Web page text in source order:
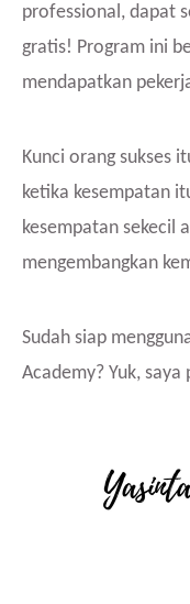
professional, dapat
gratis! Program ini
mendapatkan
Kunci orang sukses
ketika kesempatan
kesempatan sekecil
mengembangkan
Sudah siap
Academy? Yuk,